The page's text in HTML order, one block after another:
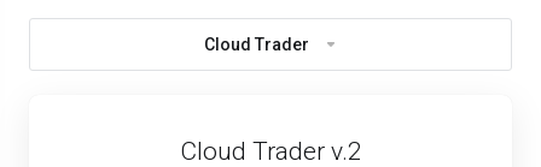
Cloud Trader
Cloud Trader v.2